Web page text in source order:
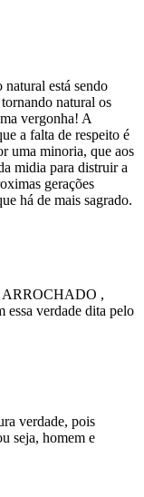
está sendo
natural os
vergonha! A
a falta de respeito é
uma minoria, que aos
midia para distruir a
gerações
há de mais sagrado.
ARROCHADO ,
essa verdade dita pelo
verdade, pois
seja, homem e